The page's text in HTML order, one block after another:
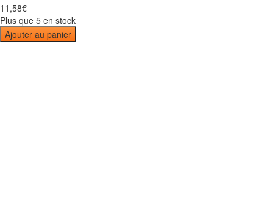
11 ,58€
Plus que 5 en stock
Ajouter au panier